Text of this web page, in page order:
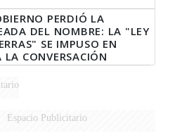
PERDIÓ LA
DEL NOMBRE: LA "LEY
SE IMPUSO EN
LA CONVERSACIÓN
Espacio Publicitario